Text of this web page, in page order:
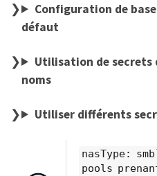
Configuration de
défaut
Utilisation de secrets
noms
Utiliser différents
nasType:
pools